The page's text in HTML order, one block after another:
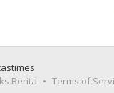
Berita
Terms of